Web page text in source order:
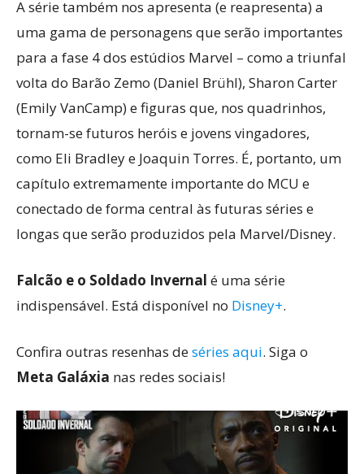
A série também nos apresenta (e reapresenta) a
uma gama de personagens que serão importantes
para a fase 4 dos estúdios Marvel – como a triunfal
volta do Barão Zemo (Daniel Brühl), Sharon Carter
(Emily VanCamp) e figuras que, nos quadrinhos,
tornam-se futuros heróis e jovens vingadores,
como Eli Bradley e Joaquin Torres. É, portanto, um
capítulo extremamente importante do MCU e
conectado de forma central às futuras séries e
longas que serão produzidos pela Marvel/Disney.
Falcão e o Soldado Invernal é uma série
indispensável. Está disponível no Disney+.
Confira outras resenhas deséries aqui. Siga o
Meta Galáxia nas redes sociais!